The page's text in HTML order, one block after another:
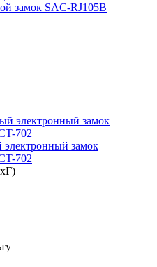
замок SAC-RJ105B
замок
702